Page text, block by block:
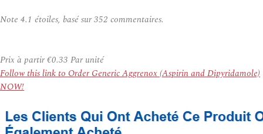
Note 4.1 étoiles, basé sur352 commentaires.
Prix à partir€0.33 Par unité
Follow this link to Order Generic Aggrenox (Aspirin and Dipyridamole)
NOW!